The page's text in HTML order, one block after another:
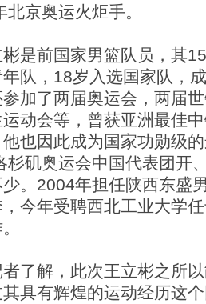
京奥运火炬手。
前国家男篮队员，其15
队，18岁入选国家队，
加了两届奥运会，两届
动会等，曾获亚洲最佳
也因此成为国家功勋级
杉矶奥运会中国代表团开
。2004年担任陕西东盛
今年受聘西北工业大学
解，此次王立彬之所以
具有辉煌的运动经历这